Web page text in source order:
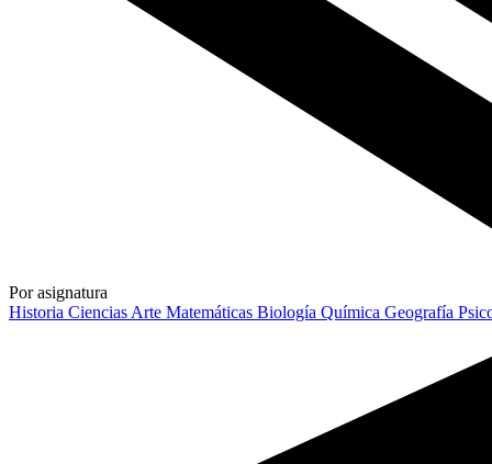
Por asignatura
Historia Ciencias Arte Matemáticas Biología Química Geografía